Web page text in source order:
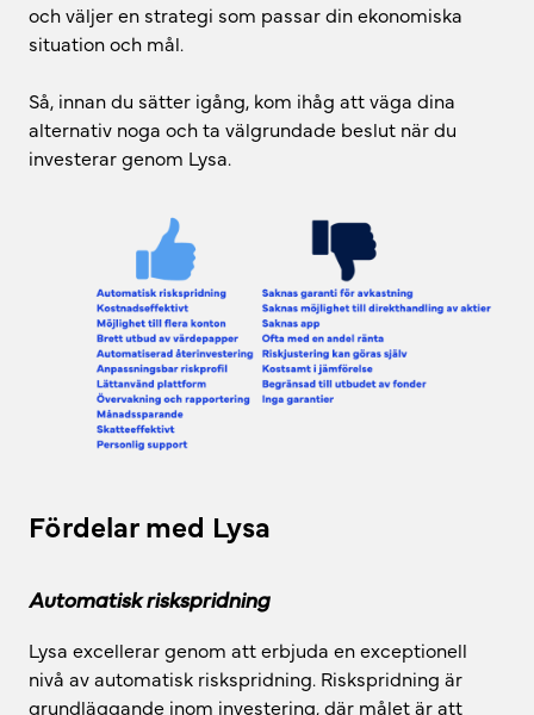
och väljer en strategi som passar din ekonomiska
situation och mål.
Så, innan du sätter igång, kom ihåg att väga dina
alternativ noga och ta välgrundade beslut när du
investerar genom Lysa.
Fördelar med Lysa
Automatisk riskspridning
Lysa excellerar genom att erbjuda en exceptionell
nivå av automatisk riskspridning. Riskspridning är
grundläggande inom investering, där målet är att